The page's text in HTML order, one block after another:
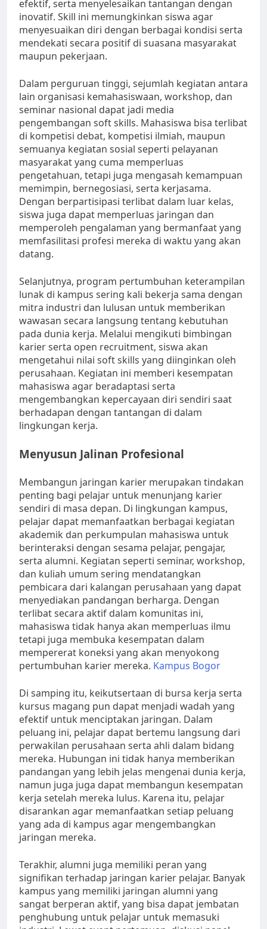
efektif, serta menyelesaikan tantangan dengan
inovatif. Skill ini memungkinkan siswa agar
menyesuaikan diri dengan berbagai kondisi serta
mendekati secara positif di suasana masyarakat
maupun pekerjaan.
Dalam perguruan tinggi, sejumlah kegiatan antara
lain organisasi kemahasiswaan, workshop, dan
seminar nasional dapat jadi media
pengembangan soft skills. Mahasiswa bisa terlibat
di kompetisi debat, kompetisi ilmiah, maupun
semuanya kegiatan sosial seperti pelayanan
masyarakat yang cuma memperluas
pengetahuan, tetapi juga mengasah kemampuan
memimpin, bernegosiasi, serta kerjasama.
Dengan berpartisipasi terlibat dalam luar kelas,
siswa juga dapat memperluas jaringan dan
memperoleh pengalaman yang bermanfaat yang
memfasilitasi profesi mereka di waktu yang akan
datang.
Selanjutnya, program pertumbuhan keterampilan
lunak di kampus sering kali bekerja sama dengan
mitra industri dan lulusan untuk memberikan
wawasan secara langsung tentang kebutuhan
pada dunia kerja. Melalui mengikuti bimbingan
karier serta open recruitment, siswa akan
mengetahui nilai soft skills yang diinginkan oleh
perusahaan. Kegiatan ini memberi kesempatan
mahasiswa agar beradaptasi serta
mengembangkan kepercayaan diri sendiri saat
berhadapan dengan tantangan di dalam
lingkungan kerja.
Menyusun Jalinan Profesional
Membangun jaringan karier merupakan tindakan
penting bagi pelajar untuk menunjang karier
sendiri di masa depan. Di lingkungan kampus,
pelajar dapat memanfaatkan berbagai kegiatan
akademik dan perkumpulan mahasiswa untuk
berinteraksi dengan sesama pelajar, pengajar,
serta alumni. Kegiatan seperti seminar, workshop,
dan kuliah umum sering mendatangkan
pembicara dari kalangan perusahaan yang dapat
menyediakan pandangan berharga. Dengan
terlibat secara aktif dalam komunitas ini,
mahasiswa tidak hanya akan memperluas ilmu
tetapi juga membuka kesempatan dalam
mempererat koneksi yang akan menyokong
pertumbuhan karier mereka. Kampus Bogor
Di samping itu, keikutsertaan di bursa kerja serta
kursus magang pun dapat menjadi wadah yang
efektif untuk menciptakan jaringan. Dalam
peluang ini, pelajar dapat bertemu langsung dari
perwakilan perusahaan serta ahli dalam bidang
mereka. Hubungan ini tidak hanya memberikan
pandangan yang lebih jelas mengenai dunia kerja,
namun juga juga dapat membangun kesempatan
kerja setelah mereka lulus. Karena itu, pelajar
disarankan agar memanfaatkan setiap peluang
yang ada di kampus agar mengembangkan
jaringan mereka.
Terakhir, alumni juga memiliki peran yang
signifikan terhadap jaringan karier pelajar. Banyak
kampus yang memiliki jaringan alumni yang
sangat berperan aktif, yang bisa dapat jembatan
penghubung untuk pelajar untuk memasuki